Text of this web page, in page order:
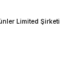
Limited Şirketi